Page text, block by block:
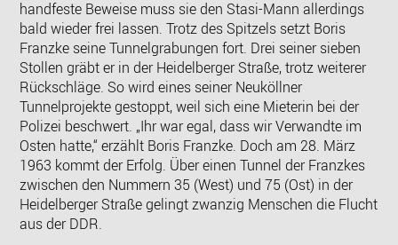
handfeste Beweise muss sie den Stasi-Mann allerdings
bald wieder frei lassen. Trotz des Spitzels setzt Boris
Franzke seine Tunnelgrabungen fort. Drei seiner sieben
Stollen gräbt er in der Heidelberger Straße, trotz weiterer
Rückschläge. So wird eines seiner Neuköllner
Tunnelprojekte gestoppt, weil sich eine Mieterin bei der
Polizei beschwert. „Ihr war egal, dass wir Verwandte im
Osten hatte,“ erzählt Boris Franzke. Doch am 28. März
1963 kommt der Erfolg. Über einen Tunnel der Franzkes
zwischen den Nummern 35 (West) und 75 (Ost) in der
Heidelberger Straße gelingt zwanzig Menschen die Flucht
aus der DDR.